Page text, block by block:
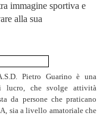
immagine sportiva e
alla sua
Pietro Guarino è una
lucro, che svolge attività
da persone che praticano
sia a livello amatoriale che